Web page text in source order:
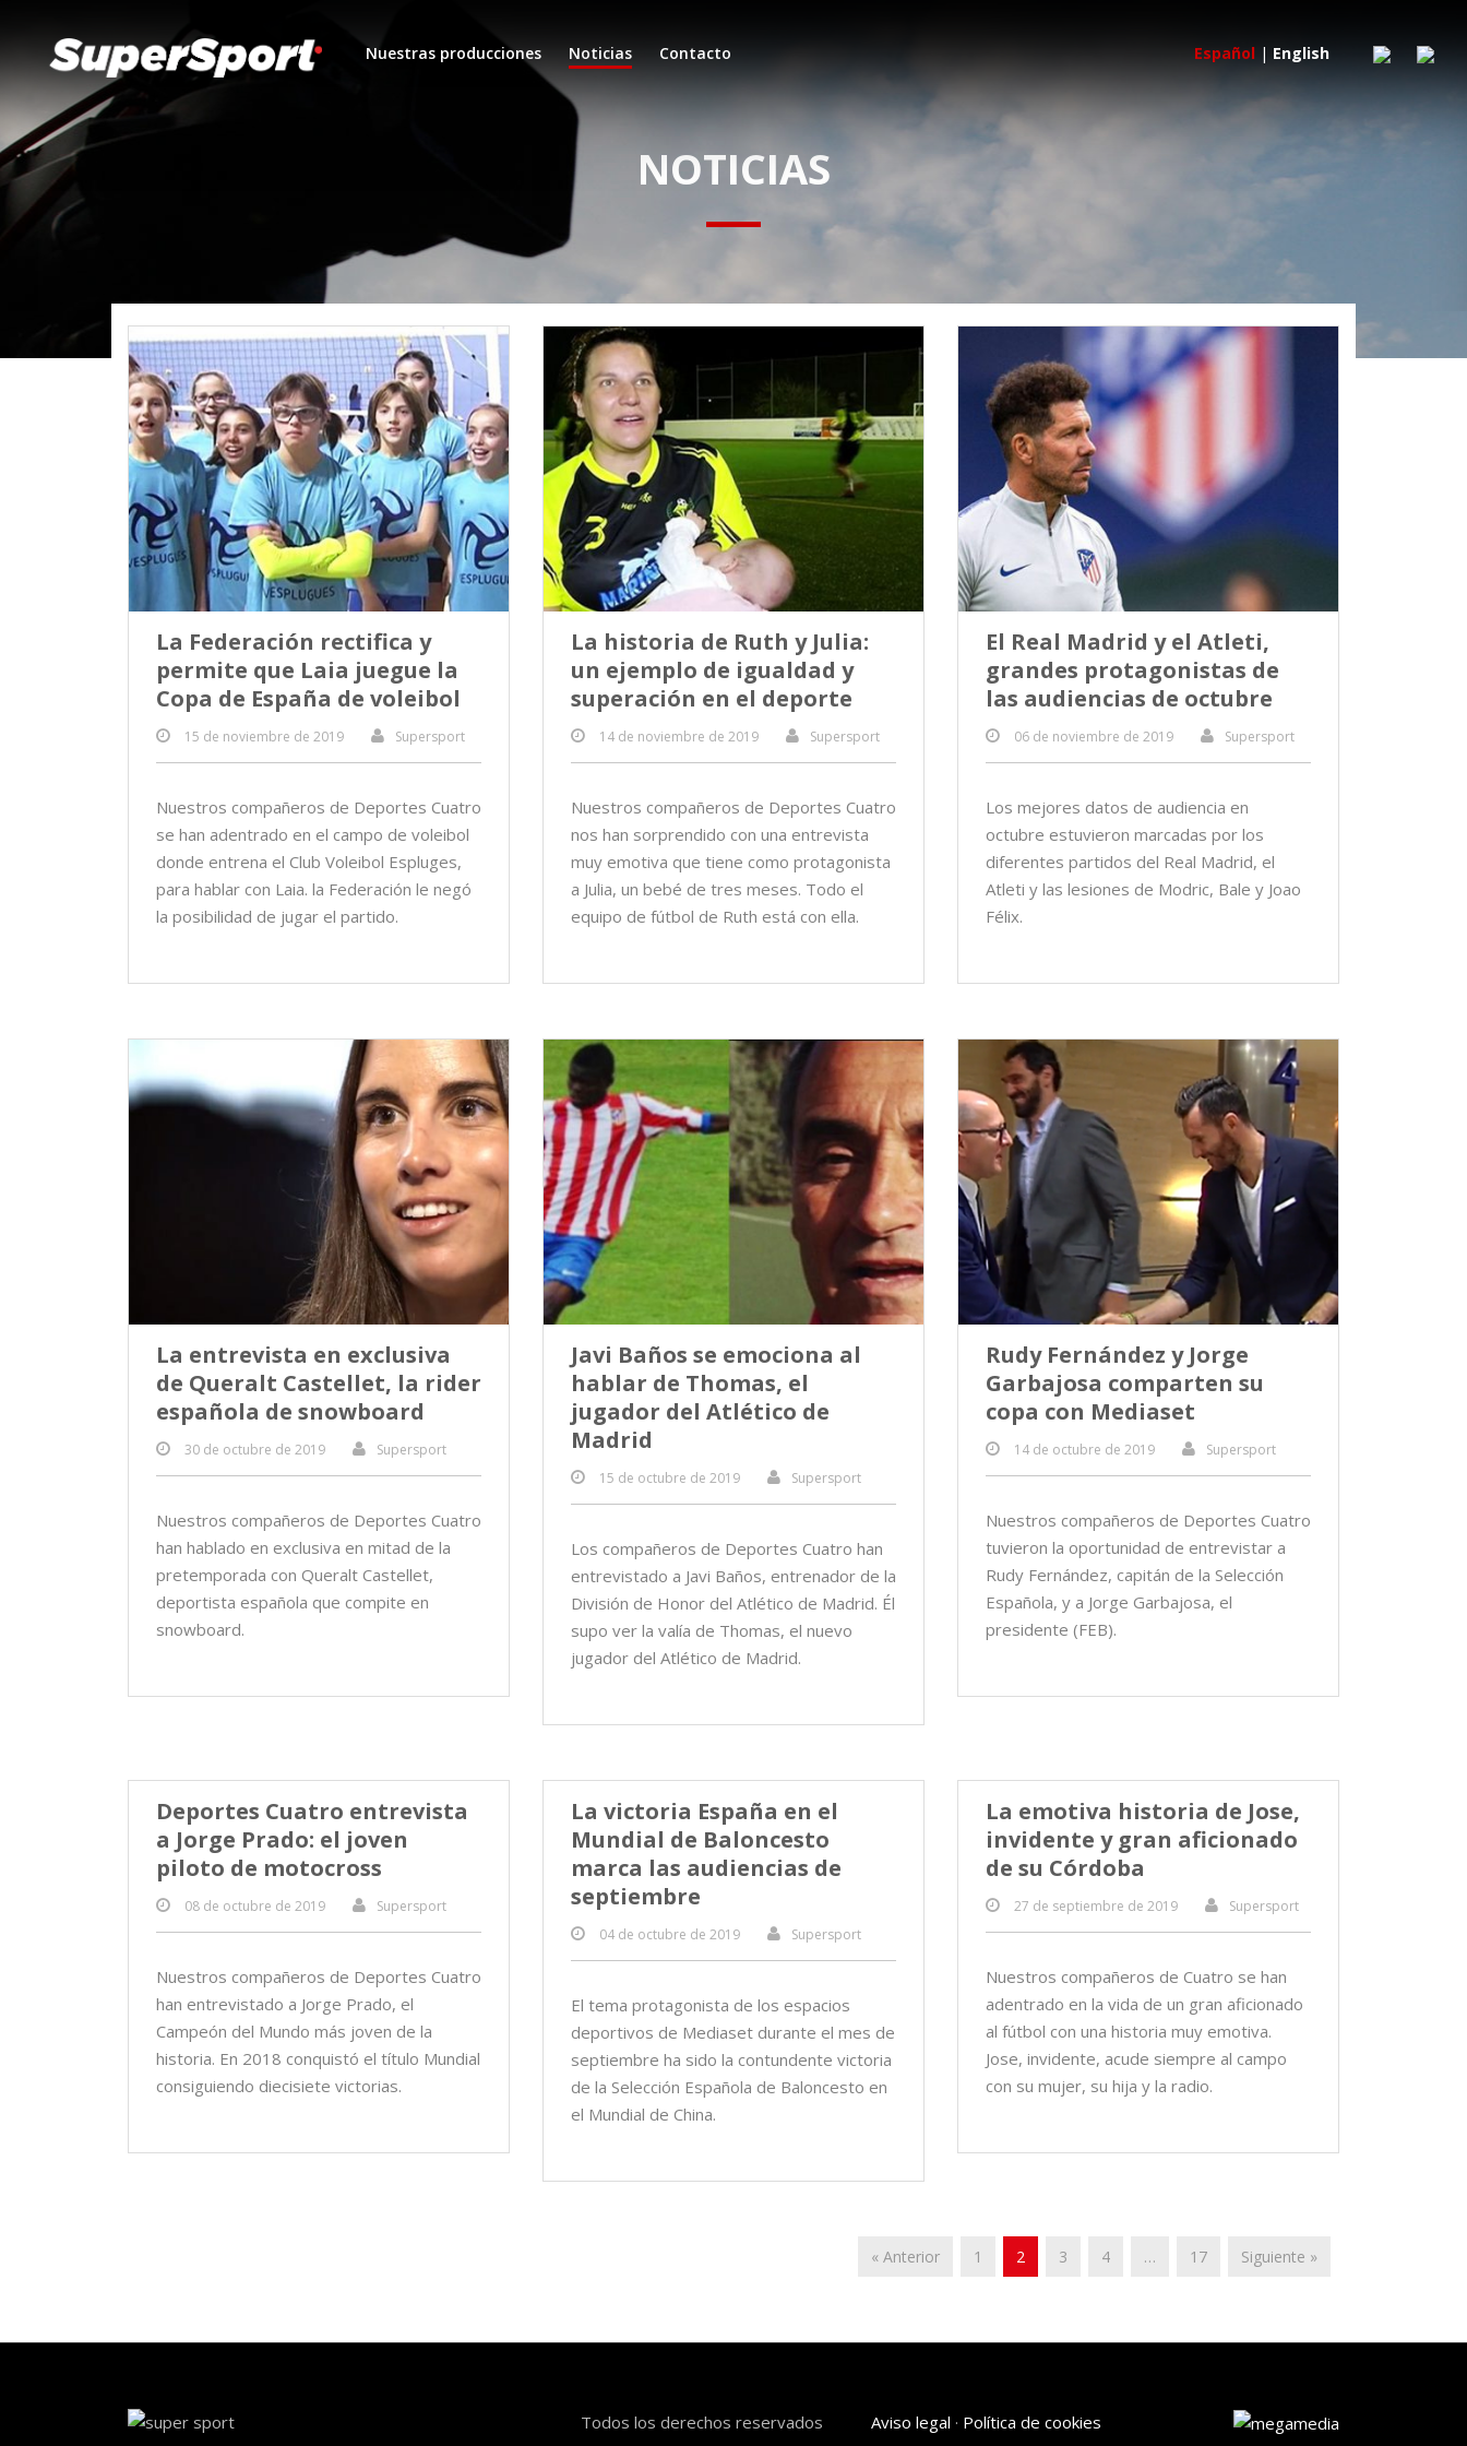
Nuestras producciones Noticias Contacto Español | English
NOTICIAS
La Federación rectifica y
permite que Laia juegue la
Copa de España de voleibol
15 de noviembre de 2019 Supersport
Nuestros compañeros de Deportes Cuatro
se han adentrado en el campo de voleibol
donde entrena el Club Voleibol Espluges,
para hablar con Laia. la Federación le negó
la posibilidad de jugar el partido.
La historia de Ruth y Julia:
un ejemplo de igualdad y
superación en el deporte
14 de noviembre de 2019 Supersport
Nuestros compañeros de Deportes Cuatro
nos han sorprendido con una entrevista
muy emotiva que tiene como protagonista
a Julia, un bebé de tres meses. Todo el
equipo de fútbol de Ruth está con ella.
El Real Madrid y el Atleti,
grandes protagonistas de
las audiencias de octubre
06 de noviembre de 2019 Supersport
Los mejores datos de audiencia en
octubre estuvieron marcadas por los
diferentes partidos del Real Madrid, el
Atleti y las lesiones de Modric, Bale y Joao
Félix.
La entrevista en exclusiva
de Queralt Castellet, la rider
española de snowboard
30 de octubre de 2019 Supersport
Nuestros compañeros de Deportes Cuatro
han hablado en exclusiva en mitad de la
pretemporada con Queralt Castellet,
deportista española que compite en
snowboard.
Javi Baños se emociona al
hablar de Thomas, el
jugador del Atlético de
Madrid
15 de octubre de 2019 Supersport
Los compañeros de Deportes Cuatro han
entrevistado a Javi Baños, entrenador de la
División de Honor del Atlético de Madrid. Él
supo ver la valía de Thomas, el nuevo
jugador del Atlético de Madrid.
Rudy Fernández y Jorge
Garbajosa comparten su
copa con Mediaset
14 de octubre de 2019 Supersport
Nuestros compañeros de Deportes Cuatro
tuvieron la oportunidad de entrevistar a
Rudy Fernández, capitán de la Selección
Española, y a Jorge Garbajosa, el
presidente (FEB).
Deportes Cuatro entrevista
a Jorge Prado: el joven
piloto de motocross
08 de octubre de 2019 Supersport
Nuestros compañeros de Deportes Cuatro
han entrevistado a Jorge Prado, el
Campeón del Mundo más joven de la
historia. En 2018 conquistó el título Mundial
consiguiendo diecisiete victorias.
La victoria España en el
Mundial de Baloncesto
marca las audiencias de
septiembre
04 de octubre de 2019 Supersport
El tema protagonista de los espacios
deportivos de Mediaset durante el mes de
septiembre ha sido la contundente victoria
de la Selección Española de Baloncesto en
el Mundial de China.
La emotiva historia de Jose,
invidente y gran aficionado
de su Córdoba
27 de septiembre de 2019 Supersport
Nuestros compañeros de Cuatro se han
adentrado en la vida de un gran aficionado
al fútbol con una historia muy emotiva.
Jose, invidente, acude siempre al campo
con su mujer, su hija y la radio.
« Anterior 1 2 3 4 … 17 Siguiente »
Todos los derechos reservados Aviso legal · Política de cookies